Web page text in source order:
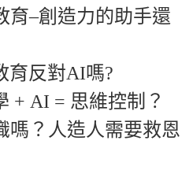
育–創造力的助手還
育反對AI嗎?
+ AI = 思維控制？
嗎？人造人需要救恩